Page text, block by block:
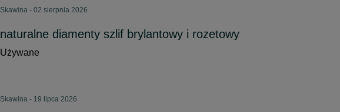
Skawina - 02 sierpnia 2026
naturalne diamenty szlif brylantowy i rozetowy
Używane
Skawina - 19 lipca 2026